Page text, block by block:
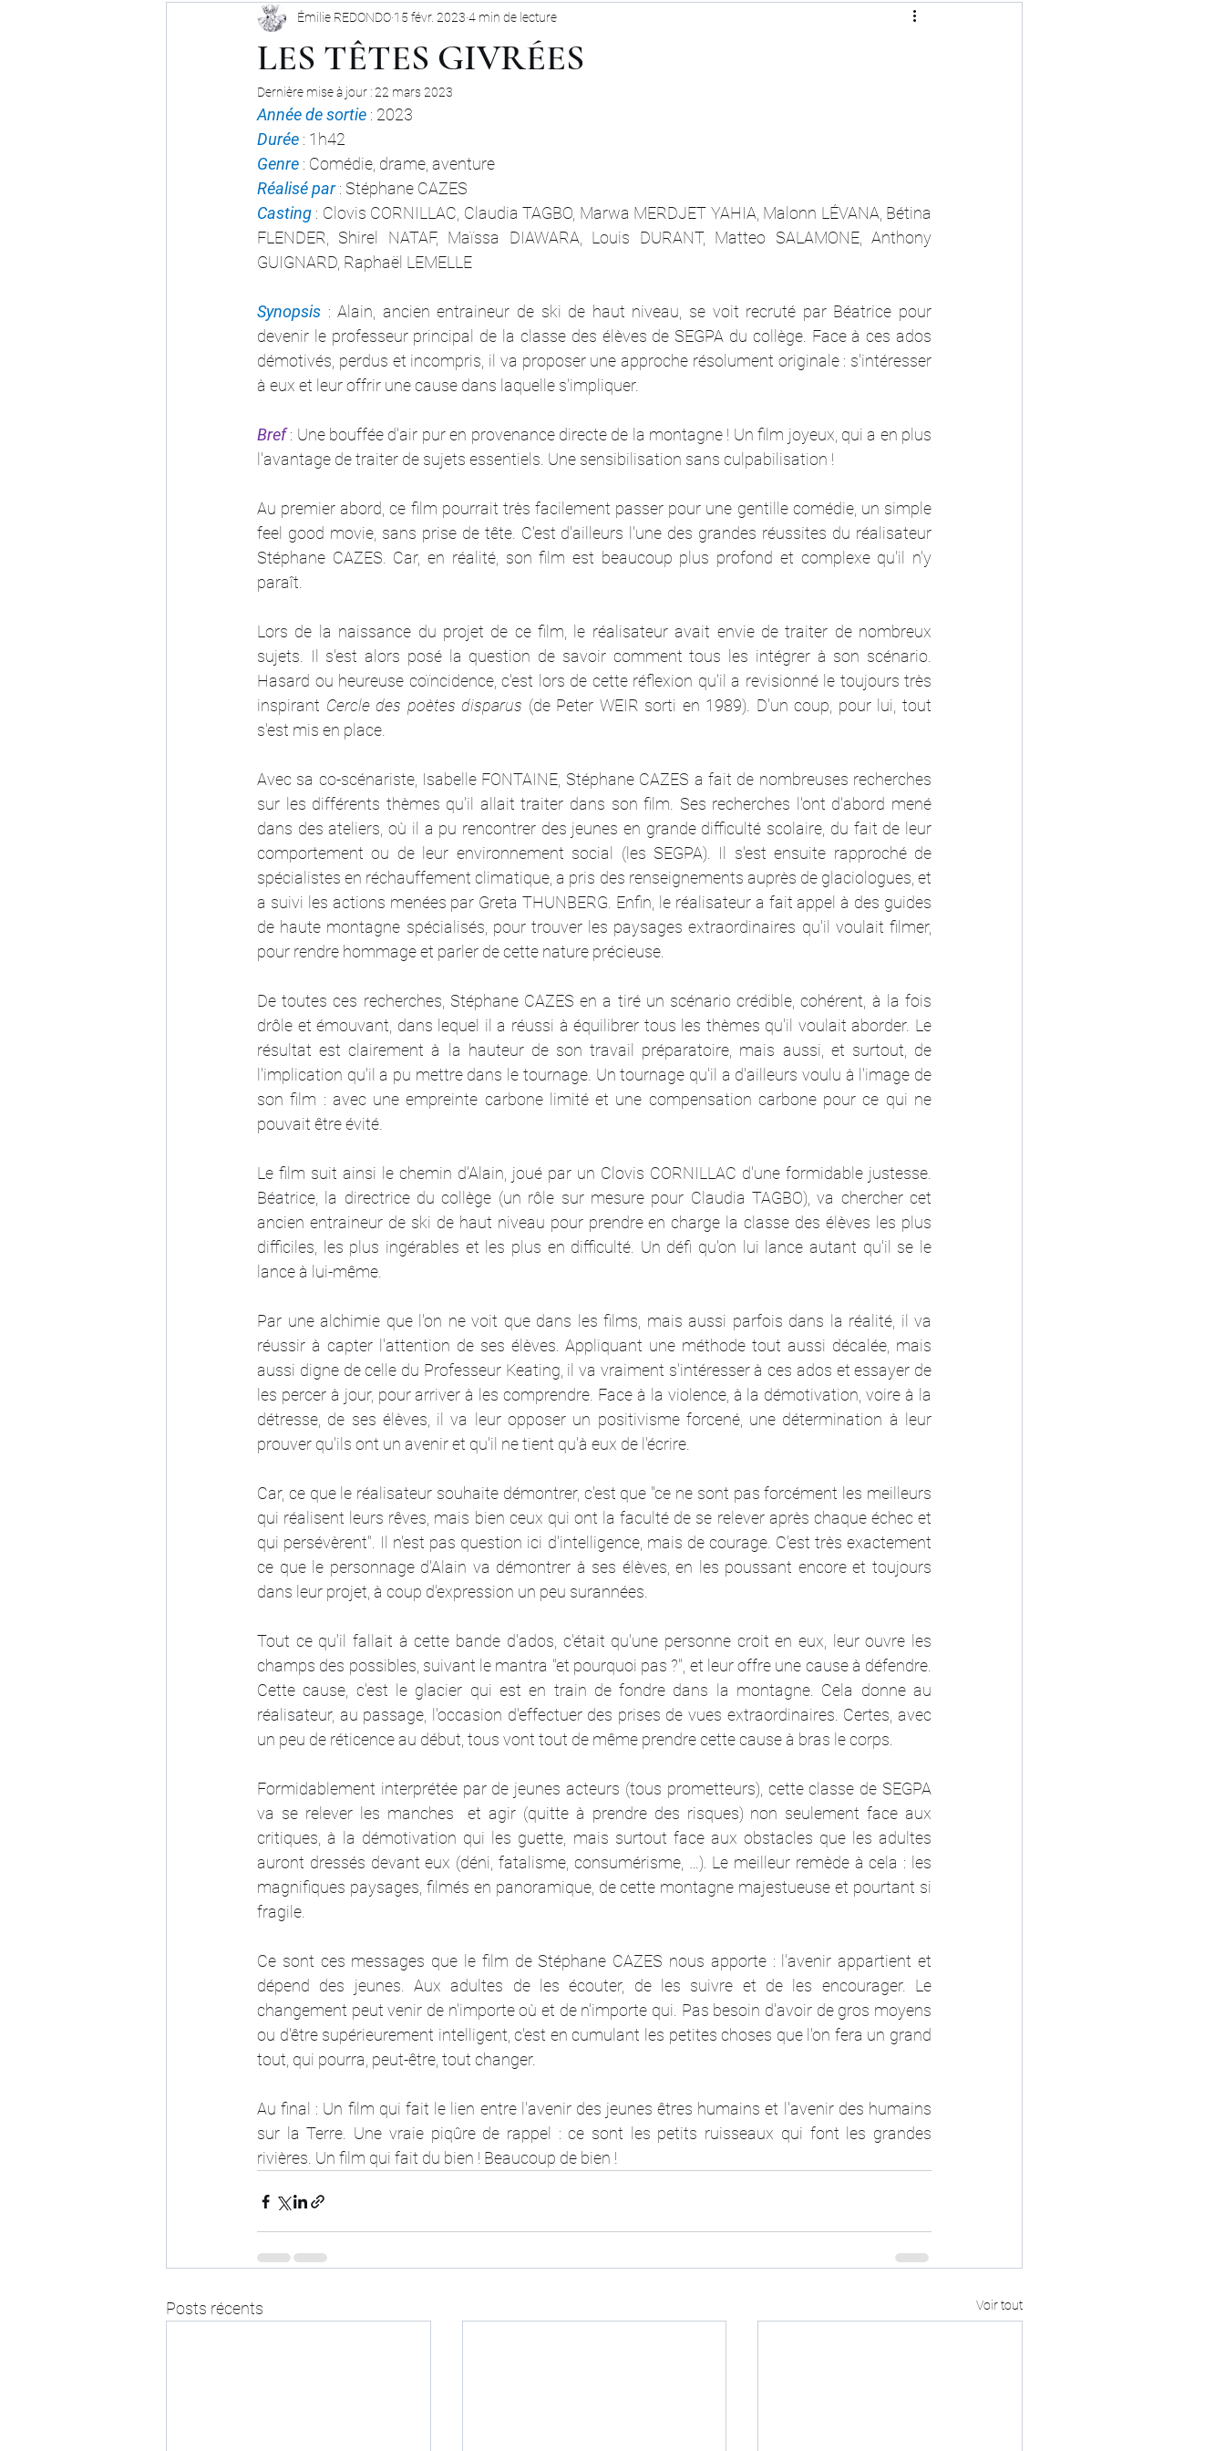
LES TÊTES GIVRÉES
Émilie REDONDO 15 févr. 2023 4 min de lecture
Dernière mise à jour :22 mars 2023
Année de sortie : 2023
Durée : 1h42
Genre : Comédie, drame, aventure
Réalisé par : Stéphane CAZES
Casting : Clovis CORNILLAC, Claudia TAGBO, Marwa MERDJET YAHIA, Malonn LÉVANA, Bétina
FLENDER, Shirel NATAF, Maïssa DIAWARA, Louis DURANT, Matteo SALAMONE, Anthony
GUIGNARD, Raphaël LEMELLE
Synopsis : Alain, ancien entraineur de ski de haut niveau, se voit recruté par Béatrice pour
devenir le professeur principal de la classe des élèves de SEGPA du collège. Face à ces ados
démotivés, perdus et incompris, il va proposer une approche résolument originale : s'intéresser
à eux et leur offrir une cause dans laquelle s'impliquer.
Bref : Une bouffée d'air pur en provenance directe de la montagne ! Un film joyeux, qui a en plus
l'avantage de traiter de sujets essentiels. Une sensibilisation sans culpabilisation !
Au premier abord, ce film pourrait très facilement passer pour une gentille comédie, un simple
feel good movie, sans prise de tête. C'est d'ailleurs l'une des grandes réussites du réalisateur
Stéphane CAZES. Car, en réalité, son film est beaucoup plus profond et complexe qu'il n'y
paraît.
Lors de la naissance du projet de ce film, le réalisateur avait envie de traiter de nombreux
sujets. Il s'est alors posé la question de savoir comment tous les intégrer à son scénario.
Hasard ou heureuse coïncidence, c'est lors de cette réflexion qu'il a revisionné le toujours très
inspirant Cercle des poètes disparus (de Peter WEIR sorti en 1989). D'un coup, pour lui, tout
s'est mis en place.
Avec sa co-scénariste, Isabelle FONTAINE, Stéphane CAZES a fait de nombreuses recherches
sur les différents thèmes qu'il allait traiter dans son film. Ses recherches l'ont d'abord mené
dans des ateliers, où il a pu rencontrer des jeunes en grande difficulté scolaire, du fait de leur
comportement ou de leur environnement social (les SEGPA). Il s'est ensuite rapproché de
spécialistes en réchauffement climatique, a pris des renseignements auprès de glaciologues, et
a suivi les actions menées par Greta THUNBERG. Enfin, le réalisateur a fait appel à des guides
de haute montagne spécialisés, pour trouver les paysages extraordinaires qu'il voulait filmer,
pour rendre hommage et parler de cette nature précieuse.
De toutes ces recherches, Stéphane CAZES en a tiré un scénario crédible, cohérent, à la fois
drôle et émouvant, dans lequel il a réussi à équilibrer tous les thèmes qu'il voulait aborder. Le
résultat est clairement à la hauteur de son travail préparatoire, mais aussi, et surtout, de
l'implication qu'il a pu mettre dans le tournage. Un tournage qu'il a d'ailleurs voulu à l'image de
son film : avec une empreinte carbone limité et une compensation carbone pour ce qui ne
pouvait être évité.
Le film suit ainsi le chemin d'Alain, joué par un Clovis CORNILLAC d'une formidable justesse.
Béatrice, la directrice du collège (un rôle sur mesure pour Claudia TAGBO), va chercher cet
ancien entraineur de ski de haut niveau pour prendre en charge la classe des élèves les plus
difficiles, les plus ingérables et les plus en difficulté. Un défi qu'on lui lance autant qu'il se le
lance à lui-même.
Par une alchimie que l'on ne voit que dans les films, mais aussi parfois dans la réalité, il va
réussir à capter l'attention de ses élèves. Appliquant une méthode tout aussi décalée, mais
aussi digne de celle du Professeur Keating, il va vraiment s'intéresser à ces ados et essayer de
les percer à jour, pour arriver à les comprendre. Face à la violence, à la démotivation, voire à la
détresse, de ses élèves, il va leur opposer un positivisme forcené, une détermination à leur
prouver qu'ils ont un avenir et qu'il ne tient qu'à eux de l'écrire.
Car, ce que le réalisateur souhaite démontrer, c'est que "ce ne sont pas forcément les meilleurs
qui réalisent leurs rêves, mais bien ceux qui ont la faculté de se relever après chaque échec et
qui persévèrent". Il n'est pas question ici d'intelligence, mais de courage. C'est très exactement
ce que le personnage d'Alain va démontrer à ses élèves, en les poussant encore et toujours
dans leur projet, à coup d'expression un peu surannées.
Tout ce qu'il fallait à cette bande d'ados, c'était qu'une personne croit en eux, leur ouvre les
champs des possibles, suivant le mantra "et pourquoi pas ?", et leur offre une cause à défendre.
Cette cause, c'est le glacier qui est en train de fondre dans la montagne. Cela donne au
réalisateur, au passage, l'occasion d'effectuer des prises de vues extraordinaires. Certes, avec
un peu de réticence au début, tous vont tout de même prendre cette cause à bras le corps.
Formidablement interprétée par de jeunes acteurs (tous prometteurs), cette classe de SEGPA
va se relever les manches  et agir (quitte à prendre des risques) non seulement face aux
critiques, à la démotivation qui les guette, mais surtout face aux obstacles que les adultes
auront dressés devant eux (déni, fatalisme, consumérisme, …). Le meilleur remède à cela : les
magnifiques paysages, filmés en panoramique, de cette montagne majestueuse et pourtant si
fragile.
Ce sont ces messages que le film de Stéphane CAZES nous apporte : l'avenir appartient et
dépend des jeunes. Aux adultes de les écouter, de les suivre et de les encourager. Le
changement peut venir de n'importe où et de n'importe qui. Pas besoin d'avoir de gros moyens
ou d'être supérieurement intelligent, c'est en cumulant les petites choses que l'on fera un grand
tout, qui pourra, peut-être, tout changer.
Au final : Un film qui fait le lien entre l'avenir des jeunes êtres humains et l'avenir des humains
sur la Terre. Une vraie piqûre de rappel : ce sont les petits ruisseaux qui font les grandes
rivières. Un film qui fait du bien ! Beaucoup de bien !
Posts récents Voir tout